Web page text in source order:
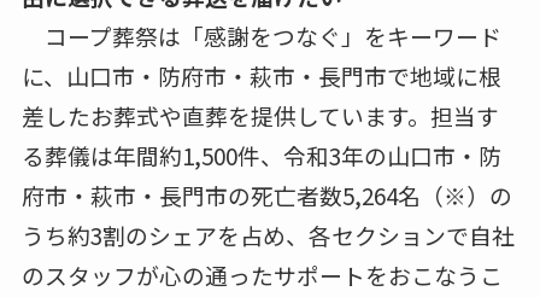
コープ葬祭は「感謝をつなぐ」をキーワード
に、山口市・防府市・萩市・長門市で地域に根
差したお葬式や直葬を提供しています。担当す
る葬儀は年間約1,500件、令和3年の山口市・防
府市・萩市・長門市の死亡者数5,264名（※）の
うち約3割のシェアを占め、各セクションで自社
のスタッフが心の通ったサポートをおこなうこ